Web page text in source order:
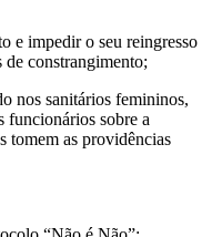
e impedir o seu reingresso
de constrangimento;
nos sanitários femininos,
funcionários sobre a
tomem as providências